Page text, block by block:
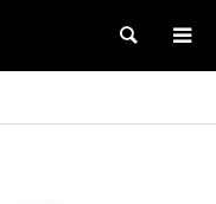
Search